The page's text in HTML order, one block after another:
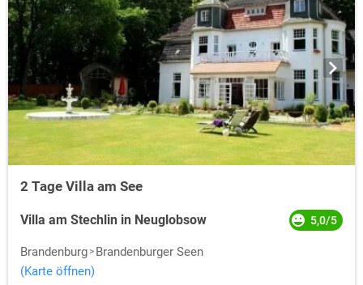
2 Tage Villa am See
Villa am Stechlin in Neuglobsow 5,0/5
Brandenburg
Brandenburger Seen
(Karte öffnen)